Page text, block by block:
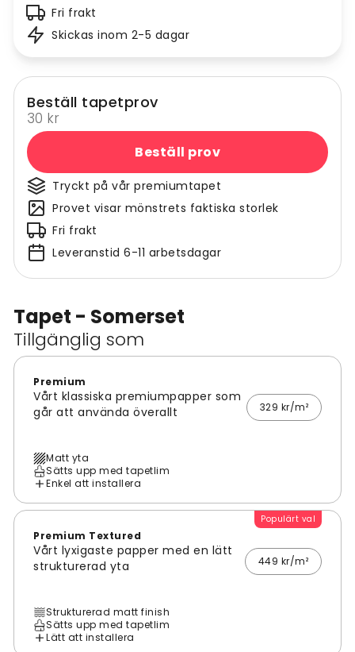
Tapet - Somerset
Tillgänglig som
Premium
Vårt klassiska premiumpapper som
går att använda överallt
329 kr/m²
Matt yta
Sätts upp med tapetlim
Enkel att installera
Populärt val
Premium Textured
Vårt lyxigaste papper med en lätt
strukturerad yta
449 kr/m²
Strukturerad matt finish
Sätts upp med tapetlim
Lätt att installera
Fri frakt
Skickas inom 2-5 dagar
Beställ tapetprov
30 kr
Beställ prov
Tryckt på vår premiumtapet
Provet visar mönstrets faktiska storlek
Fri frakt
Leveranstid 6-11 arbetsdagar